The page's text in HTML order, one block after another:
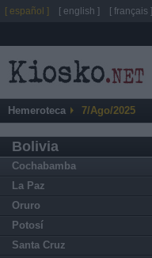
Hemeroteca 7/Ago/2025
Bolivia
Cochabamba
La Paz
Oruro
Potosí
Santa Cruz
[ español ] [ english ] [ français ]